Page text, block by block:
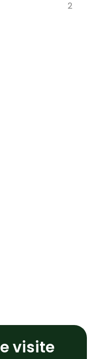
2
visite